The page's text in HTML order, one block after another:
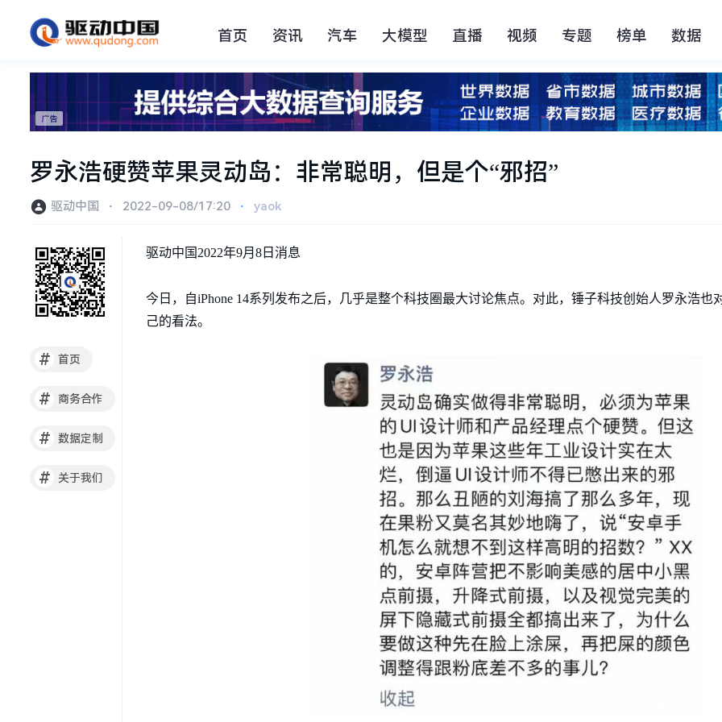
首页 资讯 汽车 大模型 直播 视频 专题 榜单 数据
罗永浩硬赞苹果灵动岛：非常聪明，但是个“邪招”
驱动中国 ⋅ 2022-09-08/17:20 ⋅ yaok
# 首页
# 商务合作
# 数据定制
# 关于我们
驱动中国2022年9月8日消息
今日，自iPhone 14系列发布之后，几乎是整个科技圈最大讨论焦点。对此，锤子科技创始人罗永浩也
己的看法。